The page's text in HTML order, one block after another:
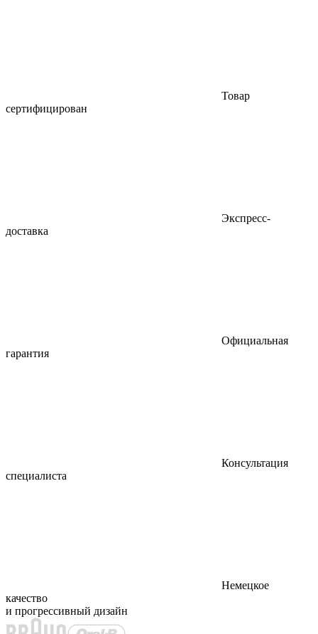
Товар
сертифицирован
Экспресс-
доставка
Официальная
гарантия
Консультация
специалиста
Немецкое
качество
и прогрессивный дизайн